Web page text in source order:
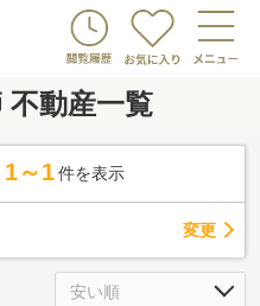
不動産一覧
1～1 件を表示
変更